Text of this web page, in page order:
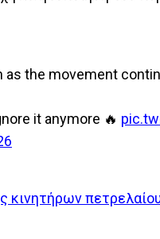
the movement
it anymore 🔥
κινητήρων